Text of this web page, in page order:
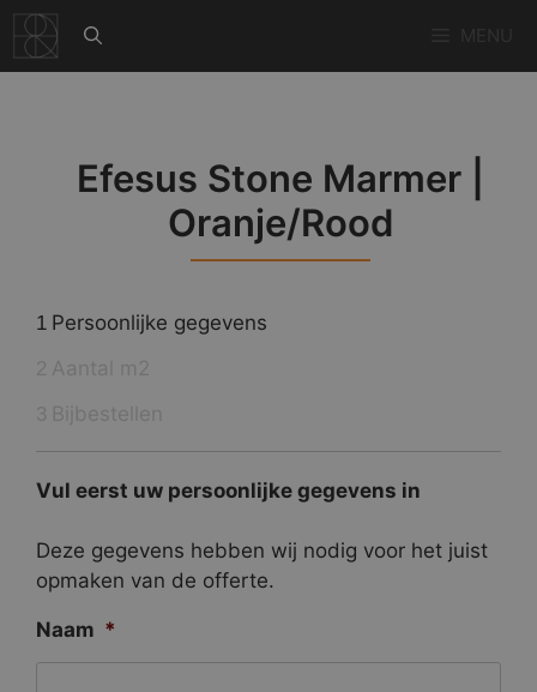
naar
de
Efesus Stone Marmer |
Oranje/Rood
1 Persoonlijke gegevens
Vul eerst uw persoonlijke gegevens in
Deze gegevens hebben wij nodig voor het juist
opmaken van de offerte.
Naam *